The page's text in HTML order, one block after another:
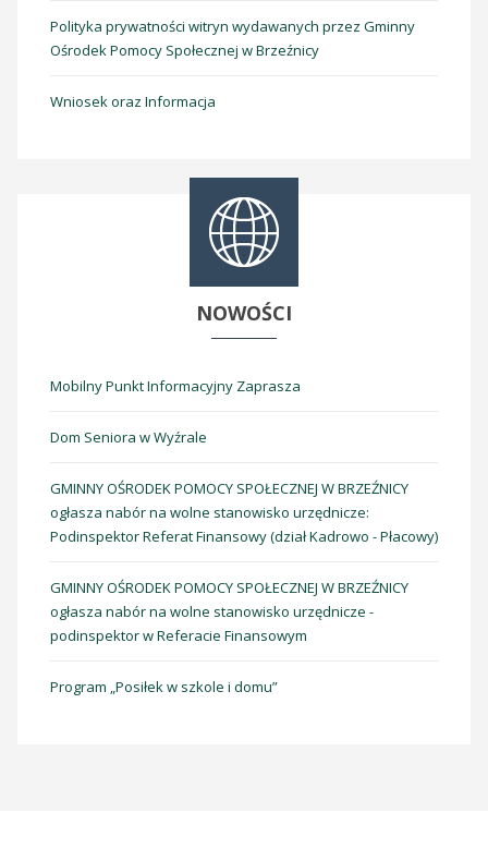
Polityka prywatności witryn wydawanych przez Gminny
Ośrodek Pomocy Społecznej w Brzeźnicy
Wniosek oraz Informacja
NOWOŚCI
Mobilny Punkt Informacyjny Zaprasza
Dom Seniora w Wyźrale
GMINNY OŚRODEK POMOCY SPOŁECZNEJ W BRZEŹNICY
ogłasza nabór na wolne stanowisko urzędnicze:
Podinspektor Referat Finansowy (dział Kadrowo - Płacowy)
GMINNY OŚRODEK POMOCY SPOŁECZNEJ W BRZEŹNICY
ogłasza nabór na wolne stanowisko urzędnicze -
podinspektor w Referacie Finansowym
Program „Posiłek w szkole i domu”